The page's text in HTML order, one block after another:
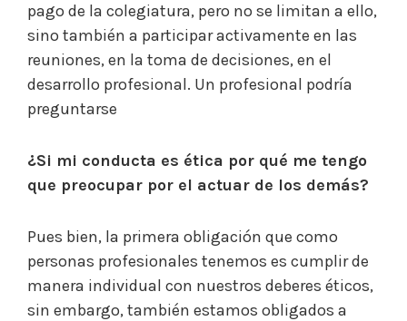
pago de la colegiatura, pero no se limitan a ello,
sino también a participar activamente en las
reuniones, en la toma de decisiones, en el
desarrollo profesional. Un profesional podría
preguntarse
¿Si mi conducta es ética por qué me tengo
que preocupar por el actuar de los demás?
Pues bien, la primera obligación que como
personas profesionales tenemos es cumplir de
manera individual con nuestros deberes éticos,
sin embargo, también estamos obligados a